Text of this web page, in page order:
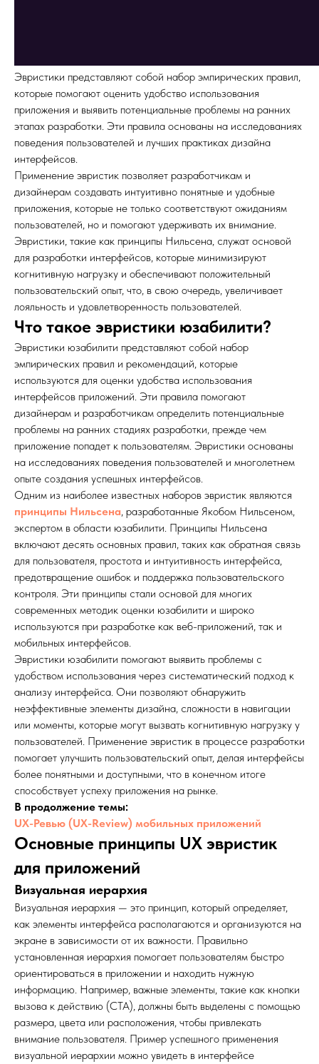
Эвристики представляют собой набор эмпирических правил,
которые помогают оценить удобство использования
приложения и выявить потенциальные проблемы на ранних
этапах разработки. Эти правила основаны на исследованиях
поведения пользователей и лучших практиках дизайна
интерфейсов.
Применение эвристик позволяет разработчикам и
дизайнерам создавать интуитивно понятные и удобные
приложения, которые не только соответствуют ожиданиям
пользователей, но и помогают удерживать их внимание.
Эвристики, такие как принципы Нильсена, служат основой
для разработки интерфейсов, которые минимизируют
когнитивную нагрузку и обеспечивают положительный
пользовательский опыт, что, в свою очередь, увеличивает
лояльность и удовлетворенность пользователей.
Что такое эвристики юзабилити?
Эвристики юзабилити представляют собой набор
эмпирических правил и рекомендаций, которые
используются для оценки удобства использования
интерфейсов приложений. Эти правила помогают
дизайнерам и разработчикам определить потенциальные
проблемы на ранних стадиях разработки, прежде чем
приложение попадет к пользователям. Эвристики основаны
на исследованиях поведения пользователей и многолетнем
опыте создания успешных интерфейсов.
Одним из наиболее известных наборов эвристик являются
принципы Нильсена, разработанные Якобом Нильсеном,
экспертом в области юзабилити. Принципы Нильсена
включают десять основных правил, таких как обратная связь
для пользователя, простота и интуитивность интерфейса,
предотвращение ошибок и поддержка пользовательского
контроля. Эти принципы стали основой для многих
современных методик оценки юзабилити и широко
используются при разработке как веб-приложений, так и
мобильных интерфейсов.
Эвристики юзабилити помогают выявить проблемы с
удобством использования через систематический подход к
анализу интерфейса. Они позволяют обнаружить
неэффективные элементы дизайна, сложности в навигации
или моменты, которые могут вызвать когнитивную нагрузку у
пользователей. Применение эвристик в процессе разработки
помогает улучшить пользовательский опыт, делая интерфейсы
более понятными и доступными, что в конечном итоге
способствует успеху приложения на рынке.
В продолжение темы:
UX-Ревью (UX-Review) мобильных приложений
Основные принципы UX эвристик
для приложений
Визуальная иерархия
Визуальная иерархия — это принцип, который определяет,
как элементы интерфейса располагаются и организуются на
экране в зависимости от их важности. Правильно
установленная иерархия помогает пользователям быстро
ориентироваться в приложении и находить нужную
информацию. Например, важные элементы, такие как кнопки
вызова к действию (CTA), должны быть выделены с помощью
размера, цвета или расположения, чтобы привлекать
внимание пользователя. Пример успешного применения
визуальной иерархии можно увидеть в интерфейсе